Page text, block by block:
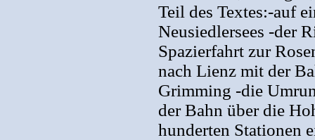
Teil des Textes:-auf
Neusiedlersees -der
Spazierfahrt zur
nach Lienz mit der
Grimming -die
der Bahn über die
hunderten Stationen